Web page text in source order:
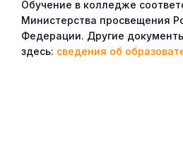
Обучение в колледже
Министерства просвещения
Федерации. Другие
здесь: сведения об